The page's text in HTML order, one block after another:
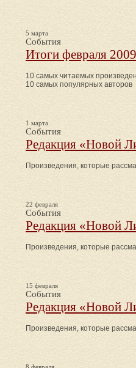
5 марта
События
Итоги февраля 2009
10 самых читаемых
10 самых популярных авторов
1 марта
События
Редакция «Новой
Произведения, которые
22 февраля
События
Редакция «Новой
Произведения, которые
15 февраля
События
Редакция «Новой
Произведения, которые